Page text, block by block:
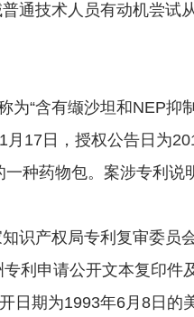
通技术人员有动机尝
含有缬沙坦和NEP抑
17日，授权公告日为
种药物包。案涉专利
产权局专利复审委员
利申请公开文本复印
日期为1993年6月8日